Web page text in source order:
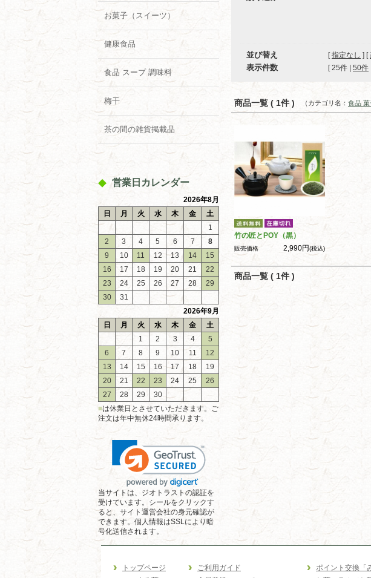
お菓子（スイーツ）
健康食品
食品 スープ 調味料
梅干
茶の間の雑貨掲載品
営業日カレンダー
2026年8月
日
月 火 水 木 金
土
1
2
3 4 5 6 7
8
9
10 11 12 13 14
15
16
17 18 19 20 21
22
23
24 25 26 27 28
29
30
31
2026年9月
日
月 火 水 木 金
土
1
2 3 4
5
6
7 8 9 10 11
12
13
14 15 16 17 18
19
20
21 22 23 24 25
26
27
28 29
30
■は休業日とさせていただきます。ご
注文は年中無休24時間承ります。
当サイトは、ジオトラストの認証を
受けています。シールをクリックす
ると、サイト運営会社の身元確認が
できます。個人情報はSSLにより暗
号化送信されます。
並び替え [指定なし ] [
表示件数 [ 25件 50件
商品一覧 ( 1件 ) （カテゴリ名： 食品
竹の匠とPOY（黒）
販売価格 2,990円(税込)
商品一覧 ( 1件 )
トップページ
ご利用ガイド
ポイント交換「